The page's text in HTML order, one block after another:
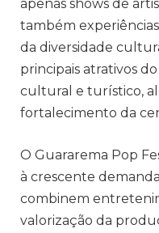
apenas shows de
também
da diversidade
principais atrativos
cultural e turístico,
fortalecimento da
O Guararema Pop
à crescente
combinem
valorização da